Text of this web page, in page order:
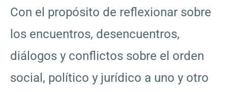
Con el propósito de reflexionar sobre
los encuentros, desencuentros,
diálogos y conflictos sobre el orden
social, político y jurídico a uno y otro